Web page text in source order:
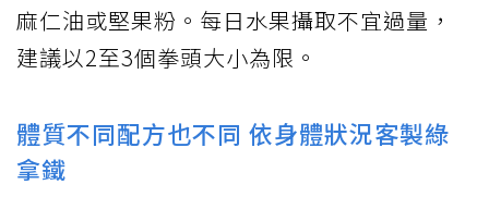
麻仁油或堅果粉。每日水果攝取不宜過量，
建議以2至3個拳頭大小為限。
體質不同配方也不同 依身體狀況客製綠
拿鐵